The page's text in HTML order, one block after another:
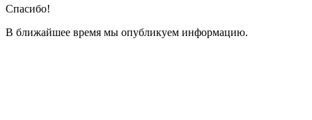
Спасибо!
В ближайшее время мы опубликуем информацию.